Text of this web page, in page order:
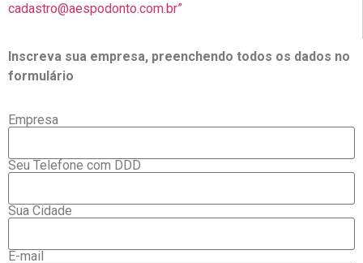
cadastro@aespodonto.com.br”
Inscreva sua empresa, preenchendo todos os dados no
formulário
Empresa
Seu Telefone com DDD
Sua Cidade
E-mail